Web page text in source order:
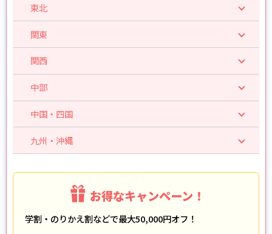
東北
関東
関西
中部
中国・四国
九州・沖縄
お得なキャンペーン！
学割・のりかえ割などで最大50,000円オフ！